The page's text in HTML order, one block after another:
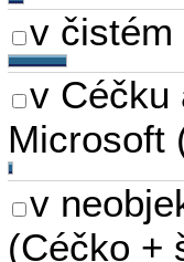
v čistém
v Céčku
Microsoft
v
(Céčko +